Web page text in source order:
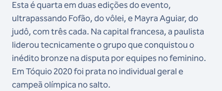
Esta é quarta em duas edições do evento,
ultrapassando Fofão, do vôlei, e Mayra Aguiar, do
judô, com três cada. Na capital francesa, a paulista
liderou tecnicamente o grupo que conquistou o
inédito bronze na disputa por equipes no feminino.
Em Tóquio 2020 foi prata no individual geral e
campeã olímpica no salto.